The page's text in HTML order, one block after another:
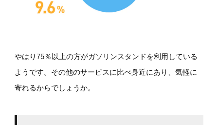
やはり75％以上の方がガソリンスタンドを利用している
ようです。その他のサービスに比べ身近にあり、気軽に
寄れるからでしょうか。